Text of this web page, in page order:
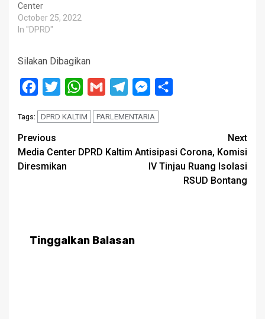
Center
October 25, 2022
In "DPRD"
Silakan Dibagikan
Facebook
Twitter WhatsApp
Gmail TelegramMessenger
Tags: DPRD KALTIM PARLEMENTARIA
Post
navigation
Previous
Media Center DPRD Kaltim
Diresmikan
Next
Antisipasi Corona, Komisi
IV Tinjau Ruang Isolasi
RSUD Bontang
Tinggalkan Balasan